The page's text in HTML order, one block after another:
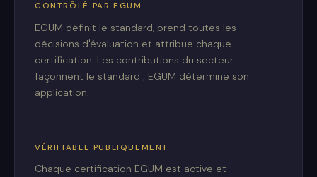
CONTRÔLÉ PAR EGUM
EGUM définit le standard, prend toutes les
décisions d'évaluation et attribue chaque
certification. Les contributions du secteur
façonnent le standard ; EGUM détermine son
application.
VÉRIFIABLE PUBLIQUEMENT
Chaque certification EGUM est active et